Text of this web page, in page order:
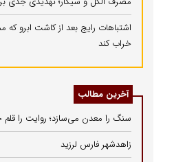
اشتباهات رایج بعد از کاشت ابرو
خراب کند
آخرین مطالب
سنگ را معدن می‌سازد؛ روایت را قلم
زاهدشهر فارس لرزید